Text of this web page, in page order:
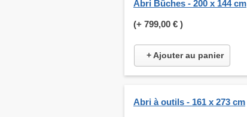
Abri Bûches - 200 x 144 cm
(+ 799,00 € )
+ Ajouter au panier
Abri à outils - 161 x 273 cm